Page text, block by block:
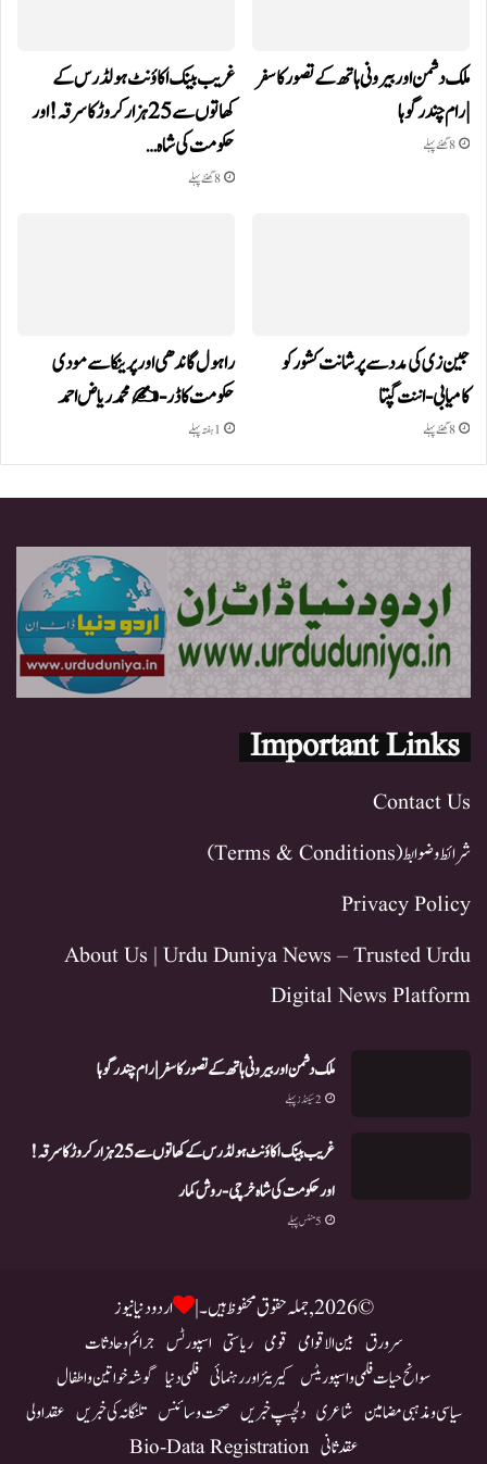
ملک دشمن اور بیرونی ہاتھ کے تصور کا سفر
| رام چندر گوہا
8 گھنٹے پہلے
غریب بینک اکاؤنٹ ہولڈرس کے
کھاتوں سے 25 ہزار کروڑ کا سرقہ!اور
حکومت کی شاہ…
8 گھنٹے پہلے
جین زی کی مدد سے پرشانت کشور کو
کامیابی-اننت گپتا
8 گھنٹے پہلے
راہول گاندھی اور پرینکا سے مودی
حکومت کا ڈر-✍️محمد ریاض احمد
1 ہفتہ پہلے
Important Links
Contact Us
شرائط و ضوابط (Terms & Conditions)
Privacy Policy
About Us | Urdu Duniya News – Trusted Urdu
Digital News Platform
ملک دشمن اور بیرونی ہاتھ کے تصور کا سفر | رام چندر گوہا
2 سیکنڈز پہلے
غریب بینک اکاؤنٹ ہولڈرس کے کھاتوں سے 25 ہزار کروڑ کا سرقہ!
اور حکومت کی شاہ خرچی-روش کمار
5 منٹس پہلے
© 2026, جملہ حقوق محفوظ ہیں۔ | اردو دنیا نیوز
سرورق بین الاقوامی قومی ریاستی اسپورٹس جرائم و حادثات
سوانح حیات فلمی و اسپوریٹس کیریئر اور رہنمائی فلمی دنیا گوشہ خواتین و اطفال
سیاسی و مذہبی مضامین شاعری دلچسپ خبریں صحت و سائنس تلنگانہ کی خبریں عقد اولی
عقد ثانی Bio-Data Registration